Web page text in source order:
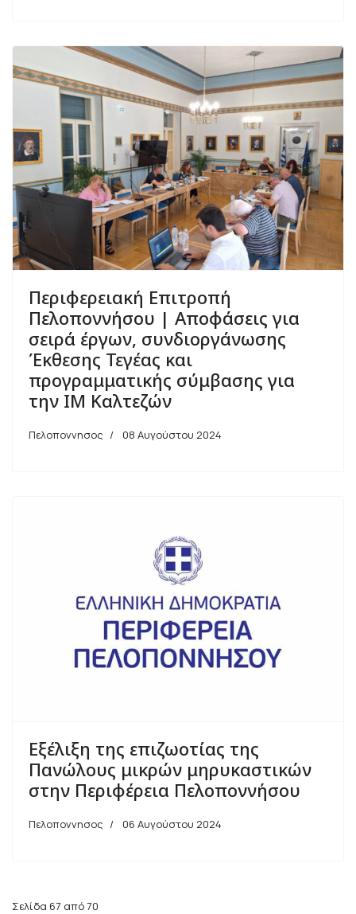
Περιφερειακή Επιτροπή
Πελοποννήσου | Αποφάσεις για
σειρά έργων, συνδιοργάνωσης
Έκθεσης Τεγέας και
προγραμματικής σύμβασης για
την ΙΜ Καλτεζών
Πελοποννησος 08 Αυγούστου 2024
Εξέλιξη της επιζωοτίας της
Πανώλους μικρών μηρυκαστικών
στην Περιφέρεια Πελοποννήσου
Πελοποννησος 06 Αυγούστου 2024
Σελίδα 67 από 70